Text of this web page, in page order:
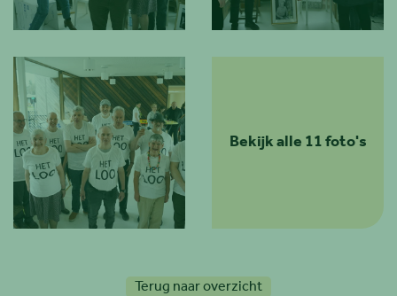
Bekijk alle 11 foto's
Terug naar overzicht